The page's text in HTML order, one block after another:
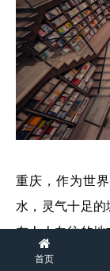
重庆，作为世
水，灵气十足的
在人人向往的
画意之地，坐
首页